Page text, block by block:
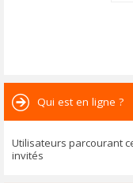
Qui est en ligne ?
Utilisateurs parcourant
invités